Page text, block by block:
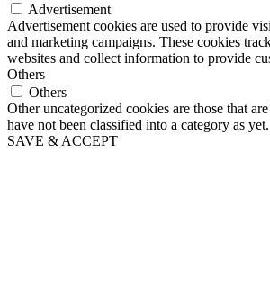
Advertisement
Advertisement cookies are used to provide
and marketing campaigns. These cookies
websites and collect information to provide
Others
Others
Other uncategorized cookies are those that
have not been classified into a category as yet.
SAVE & ACCEPT